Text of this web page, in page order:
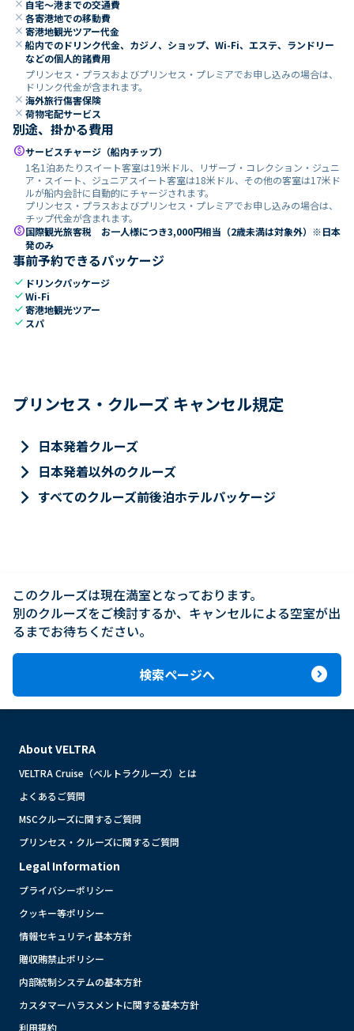
close 自宅～港までの交通費
close 各寄港地での移動費
close 寄港地観光ツアー代金
close 船内でのドリンク代金、カジノ、ショップ、Wi-Fi、エステ、ランドリー
などの個人的諸費用
プリンセス・プラスおよびプリンセス・プレミアでお申し込みの場合は、
ドリンク代金が含まれます。
close 海外旅行傷害保険
close 荷物宅配サービス
別途、掛かる費用
paidサービスチャージ（船内チップ）
1名1泊あたりスイート客室は19米ドル、リザーブ・コレクション・ジュニ
ア・スイート、ジュニアスイート客室は18米ドル、その他の客室は17米ド
ルが船内会計に自動的にチャージされます。
プリンセス・プラスおよびプリンセス・プレミアでお申し込みの場合は、
チップ代金が含まれます。
paid国際観光旅客税 お一人様につき3,000円相当（2歳未満は対象外）※日本
発のみ
事前予約できるパッケージ
check ドリンクパッケージ
checkWi-Fi
check寄港地観光ツアー
check スパ
プリンセス・クルーズ キャンセル規定
keyboard_arrow_right 日本発着クルーズ
keyboard_arrow_right 日本発着以外のクルーズ
keyboard_arrow_right すべてのクルーズ前後泊ホテルパッケージ
このクルーズは現在満室となっております。
別のクルーズをご検討するか、キャンセルによる空室が出
るまでお待ちください。
検索ページへ expand_circle_right
About VELTRA
VELTRA Cruise（ベルトラクルーズ）とは
よくあるご質問
MSCクルーズに関するご質問
プリンセス・クルーズに関するご質問
Legal Information
プライバシーポリシー
クッキー等ポリシー
情報セキュリティ基本方針
贈収賄禁止ポリシー
内部統制システムの基本方針
カスタマーハラスメントに関する基本方針
利用規約